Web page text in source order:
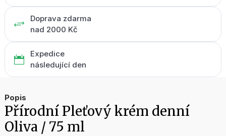
+
Doprava zdarma
nad 2000 Kč

Expedice
následující den
Popis
Přírodní Pleťový krém denní
Oliva / 75 ml